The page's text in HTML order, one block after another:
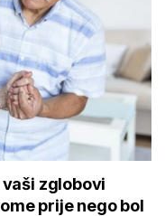
zglobovi
prije nego bol